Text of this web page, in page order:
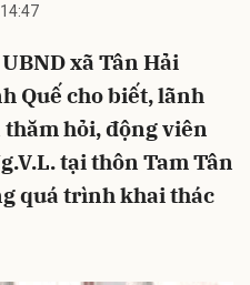
xã Tân Hải
Quế cho biết, lãnh
hỏi, động viên
tại thôn Tam Tân
quá trình khai thác
Hủy